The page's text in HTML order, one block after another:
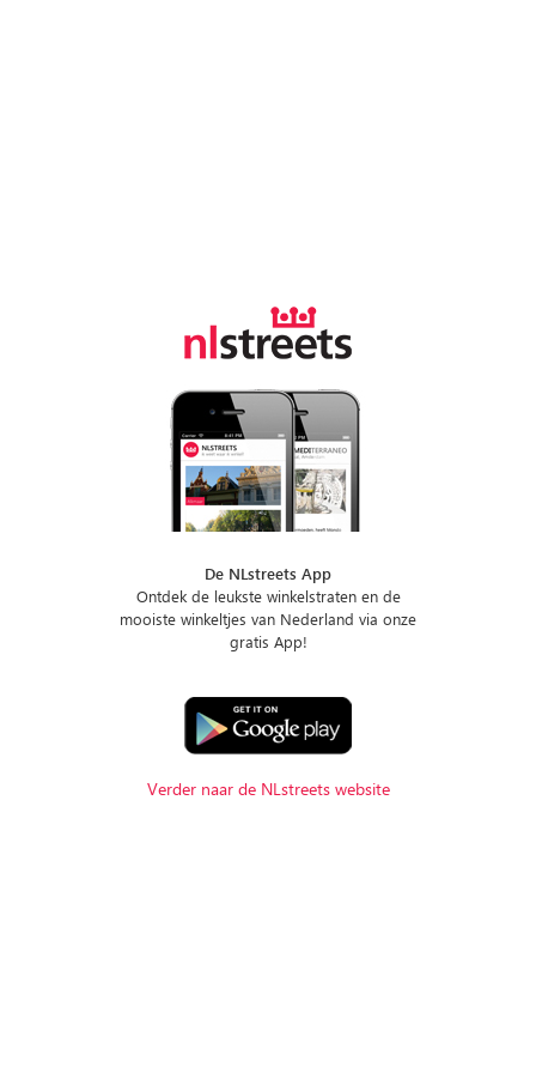
De NLstreets App
Ontdek de leukste winkelstraten en de
mooiste winkeltjes van Nederland via onze
gratis App!
Verder naar de NLstreets website